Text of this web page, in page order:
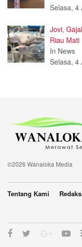
Selasa, 4
Jovi,
Riau Mati
In News
Selasa, 4
©2026 Wanaloka Media
Tentang Kami